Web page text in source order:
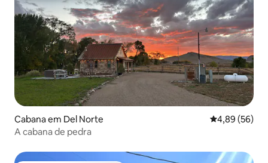
Cabana em Del Norte Classificação
4,89 (56)
A cabana de pedra